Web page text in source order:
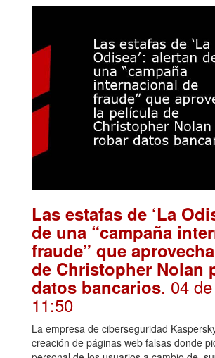
Las estafas de ‘La
de una “campaña
fraude” que
de Christopher Nolan
datos bancarios. 04
11:50
La empresa de ciberseguridad
creación de páginas web falsas donde